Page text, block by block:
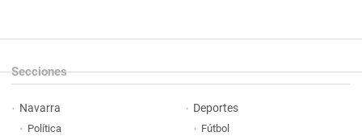
Secciones
Navarra
Política
Deportes
Fútbol